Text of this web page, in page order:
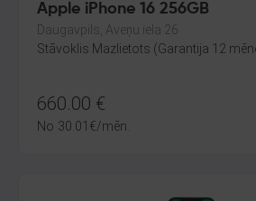
Apple iPhone 16 256GB
Daugavpils, Aveņu iela 26
Stāvoklis Mazlietots (Garantija 12
660.00 €
No 30.01 €/mēn.